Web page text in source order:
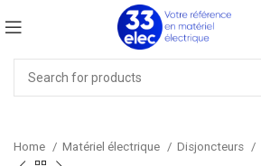
Home Matériel électrique Disjoncteurs